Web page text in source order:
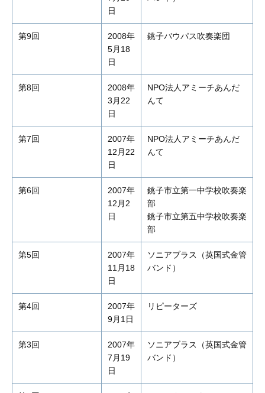
日
第9回
2008年
5月18
日
銚子バウパス吹奏楽団
第8回
2008年
3月22
日
NPO法人アミーチあんだ
んて
第7回
2007年
12月22
日
NPO法人アミーチあんだ
んて
第6回
2007年
12月2
日
銚子市立第一中学校吹奏楽
部
銚子市立第五中学校吹奏楽
部
第5回
2007年
11月18
日
ソニアブラス（英国式金管
バンド）
第4回
2007年
9月1日
リピーターズ
第3回
2007年
7月19
日
ソニアブラス（英国式金管
バンド）